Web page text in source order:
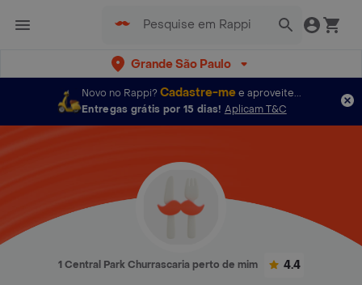
Grande São Paulo
Novo no Rappi? Cadastre-mee aproveite...
Entregas grátis por 15 dias! Aplicam T&C
1 Central Park Churrascaria perto de mim 4.4